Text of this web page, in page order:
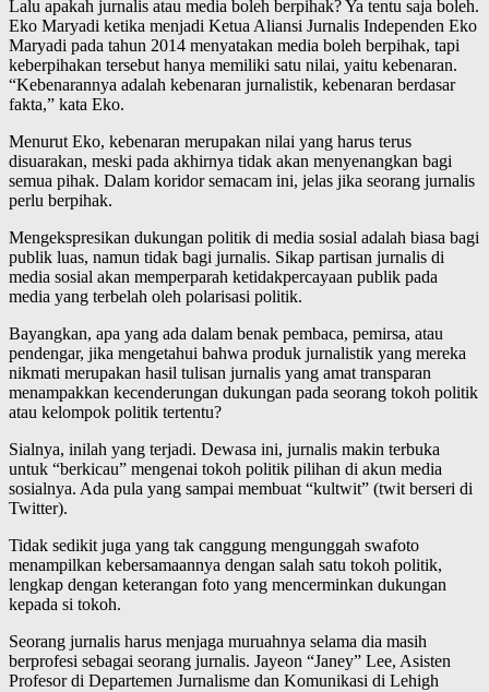
Lalu apakah jurnalis atau media boleh berpihak? Ya tentu saja boleh.
Eko Maryadi ketika menjadi Ketua Aliansi Jurnalis Independen Eko
Maryadi pada tahun 2014 menyatakan media boleh berpihak, tapi
keberpihakan tersebut hanya memiliki satu nilai, yaitu kebenaran.
“Kebenarannya adalah kebenaran jurnalistik, kebenaran berdasar
fakta,” kata Eko.
Menurut Eko, kebenaran merupakan nilai yang harus terus
disuarakan, meski pada akhirnya tidak akan menyenangkan bagi
semua pihak. Dalam koridor semacam ini, jelas jika seorang jurnalis
perlu berpihak.
Mengekspresikan dukungan politik di media sosial adalah biasa bagi
publik luas, namun tidak bagi jurnalis. Sikap partisan jurnalis di
media sosial akan memperparah ketidakpercayaan publik pada
media yang terbelah oleh polarisasi politik.
Bayangkan, apa yang ada dalam benak pembaca, pemirsa, atau
pendengar, jika mengetahui bahwa produk jurnalistik yang mereka
nikmati merupakan hasil tulisan jurnalis yang amat transparan
menampakkan kecenderungan dukungan pada seorang tokoh politik
atau kelompok politik tertentu?
Sialnya, inilah yang terjadi. Dewasa ini, jurnalis makin terbuka
untuk “berkicau” mengenai tokoh politik pilihan di akun media
sosialnya. Ada pula yang sampai membuat “kultwit” (twit berseri di
Twitter).
Tidak sedikit juga yang tak canggung mengunggah swafoto
menampilkan kebersamaannya dengan salah satu tokoh politik,
lengkap dengan keterangan foto yang mencerminkan dukungan
kepada si tokoh.
Seorang jurnalis harus menjaga muruahnya selama dia masih
berprofesi sebagai seorang jurnalis. Jayeon “Janey” Lee, Asisten
Profesor di Departemen Jurnalisme dan Komunikasi di Lehigh